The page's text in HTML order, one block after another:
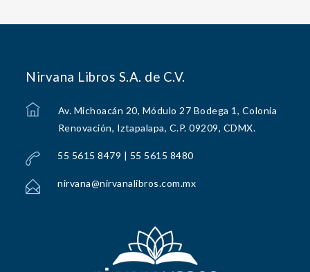
Nirvana Libros S.A. de C.V.
Av. Michoacán 20, Módulo 27 Bodega 1, Colonia
Renovación, Iztapalapa, C.P. 09209, CDMX.
55 5615 8479 | 55 5615 8480
nirvana@nirvanalibros.com.mx